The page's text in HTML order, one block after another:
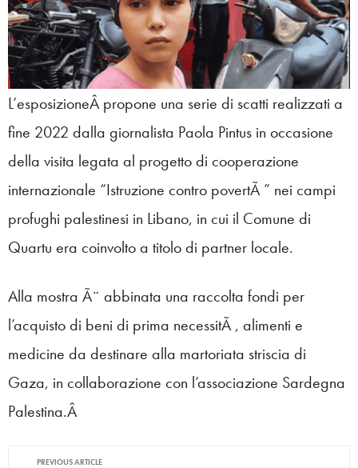
L’esposizioneÂ propone una serie di scatti realizzati a
fine 2022 dalla giornalista Paola Pintus in occasione
della visita legata al progetto di cooperazione
internazionale “Istruzione contro povertÃ ” nei campi
profughi palestinesi in Libano, in cui il Comune di
Quartu era coinvolto a titolo di partner locale.
Alla mostra Ã¨ abbinata una raccolta fondi per
l’acquisto di beni di prima necessitÃ , alimenti e
medicine da destinare alla martoriata striscia di
Gaza, in collaborazione con l’associazione Sardegna
Palestina.Â
PREVIOUS ARTICLE